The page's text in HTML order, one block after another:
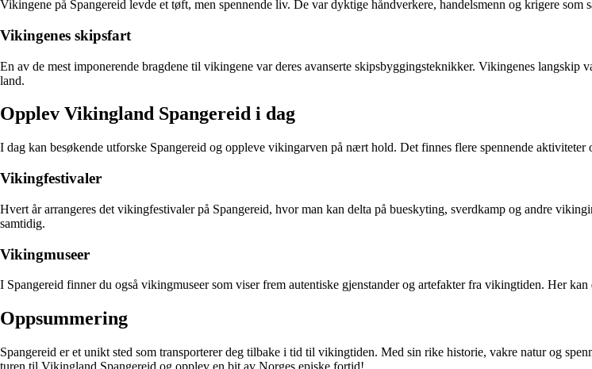
Vikingene på Spangereid levde et tøft, men spennende liv. De var dyktige håndverkere, handelsmenn og krigere
Vikingenes skipsfart
En av de mest imponerende bragdene til vikingene var deres avanserte skipsbyggingsteknikker. Vikingenes
land.
Opplev Vikingland Spangereid i dag
I dag kan besøkende utforske Spangereid og oppleve vikingarven på nært hold. Det finnes flere spennende
Vikingfestivaler
Hvert år arrangeres det vikingfestivaler på Spangereid, hvor man kan delta på bueskyting, sverdkamp og andre
samtidig.
Vikingmuseer
I Spangereid finner du også vikingmuseer som viser frem autentiske gjenstander og artefakter fra vikingtiden. Her
Oppsummering
Spangereid er et unikt sted som transporterer deg tilbake i tid til vikingtiden. Med sin rike historie, vakre natur og
turen til Vikingland Spangereid og opplev en bit av Norges episke fortid!